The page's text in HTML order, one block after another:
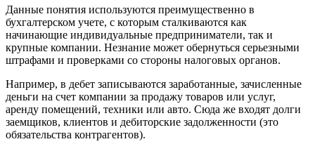
Данные понятия используются преимущественно в
бухгалтерском учете, с которым сталкиваются как
начинающие индивидуальные предприниматели, так и
крупные компании. Незнание может обернуться серьезными
штрафами и проверками со стороны налоговых органов.
Например, в дебет записываются заработанные, зачисленные
деньги на счет компании за продажу товаров или услуг,
аренду помещений, техники или авто. Сюда же входят долги
заемщиков, клиентов и дебиторские задолженности (это
обязательства контрагентов).